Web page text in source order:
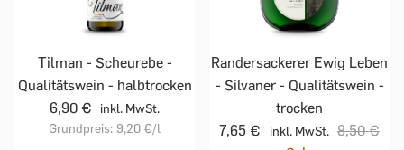
Tilman - Scheurebe -
Qualitätswein - halbtrocken
6,90 €
inkl. MwSt.
Grundpreis: 9,20 €/l
Randersackerer Ewig Leben
- Silvaner - Qualitätswein -
trocken
7,65 €
inkl. MwSt. 8,50 €